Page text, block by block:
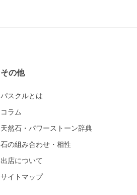
その他
パスクルとは
コラム
天然石・パワーストーン辞典
石の組み合わせ・相性
出店について
サイトマップ